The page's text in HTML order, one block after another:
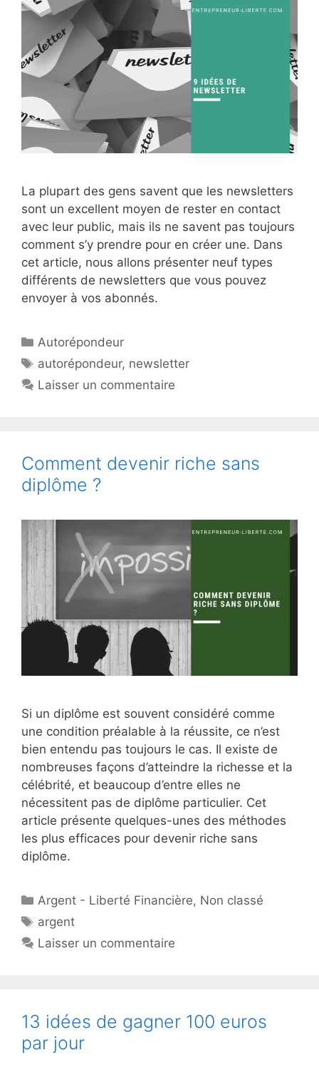
La plupart des gens savent que les newsletters
sont un excellent moyen de rester en contact
avec leur public, mais ils ne savent pas toujours
comment s’y prendre pour en créer une. Dans
cet article, nous allons présenter neuf types
différents de newsletters que vous pouvez
envoyer à vos abonnés.
Catégories
Autorépondeur
Étiquettes
autorépondeur, newsletter
Laisser un commentaire
Comment devenir riche sans
diplôme ?
Si un diplôme est souvent considéré comme
une condition préalable à la réussite, ce n’est
bien entendu pas toujours le cas. Il existe de
nombreuses façons d’atteindre la richesse et la
célébrité, et beaucoup d’entre elles ne
nécessitent pas de diplôme particulier. Cet
article présente quelques-unes des méthodes
les plus efficaces pour devenir riche sans
diplôme.
Catégories
Argent - Liberté Financière, Non classé
Étiquettes
argent
Laisser un commentaire
13 idées de gagner 100 euros
par jour